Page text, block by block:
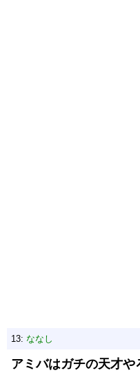
13: ななし
アミバはガチの天才